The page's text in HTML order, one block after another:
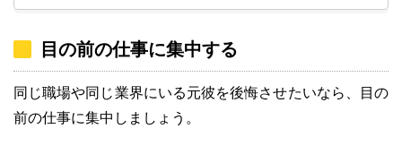
目の前の仕事に集中する
同じ職場や同じ業界にいる元彼を後悔させたいなら、目の
前の仕事に集中しましょう。